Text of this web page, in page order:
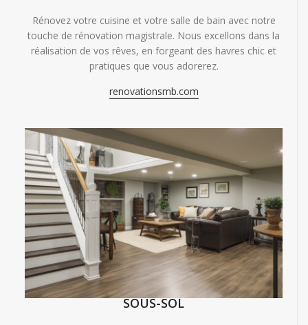
Rénovez votre cuisine et votre salle de bain avec notre
touche de rénovation magistrale. Nous excellons dans la
réalisation de vos rêves, en forgeant des havres chic et
pratiques que vous adorerez.
renovationsmb.com
SOUS-SOL